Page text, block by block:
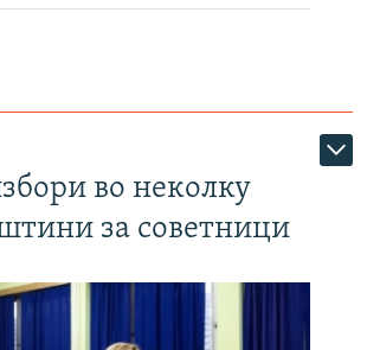
во неколку
за советници